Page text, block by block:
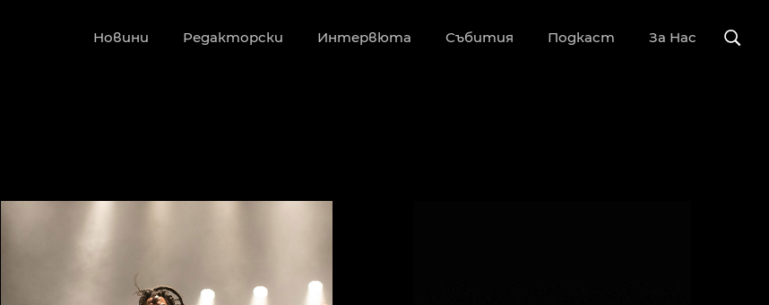
Новини Редакторски Интервюта Събития Подкаст За Нас